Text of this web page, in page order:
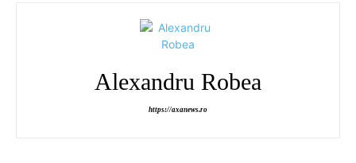
Alexandru Robea
https://axanews.ro